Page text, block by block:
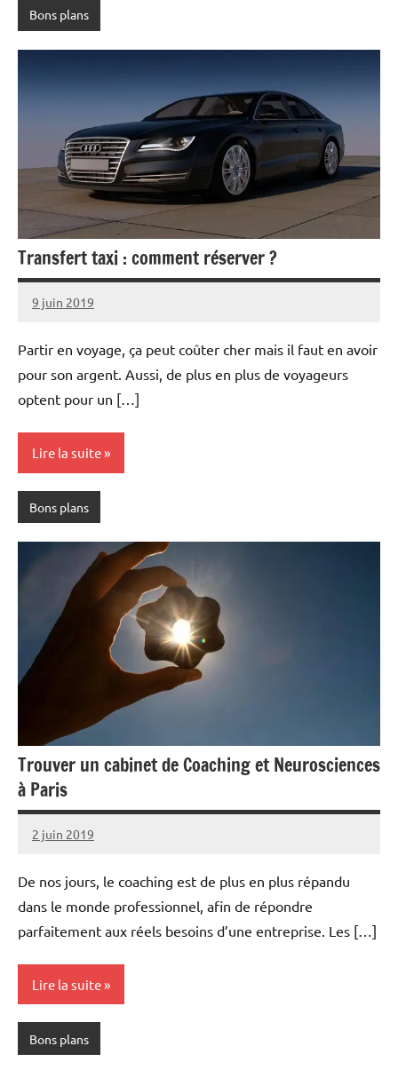
Bons plans
Transfert taxi : comment réserver ?
9 juin 2019
Melisa
Aucun
Partir en voyage, ça peut coûter cher mais il faut en avoir
pour son argent. Aussi, de plus en plus de voyageurs
optent pour un […]
Lire la suite
Bons plans
Trouver un cabinet de Coaching et Neurosciences
à Paris
2 juin 2019
Melisa
Aucun
De nos jours, le coaching est de plus en plus répandu
dans le monde professionnel, afin de répondre
parfaitement aux réels besoins d’une entreprise. Les […]
Lire la suite
Bons plans